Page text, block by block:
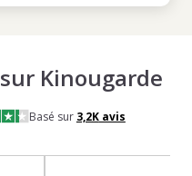
sur Kinougarde
Basé sur 3,2Kavis